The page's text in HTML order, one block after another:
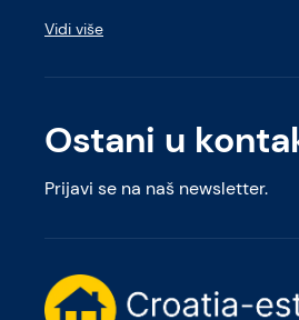
Ostani u
Prijavi se na naš newsletter.
Vidi više